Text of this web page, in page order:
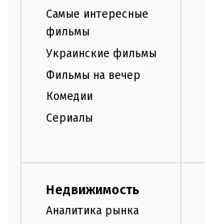
Самые интересные
фильмы
Украинские фильмы
Фильмы на вечер
Комедии
Сериалы
Недвижимость
Аналитика рынка